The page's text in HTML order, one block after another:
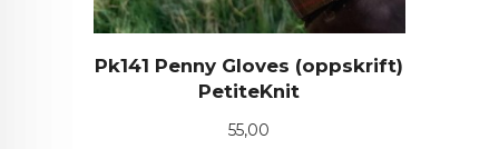
Pk141 Penny Gloves (oppskrift)
PetiteKnit
Pris
55,00